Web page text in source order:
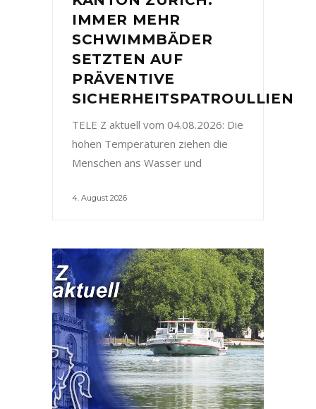
IMMER MEHR
SCHWIMMBÄDER
SETZTEN AUF
PRÄVENTIVE
SICHERHEITSPATROULLIEN
TELE Z aktuell vom 04.08.2026: Die
hohen Temperaturen ziehen die
Menschen ans Wasser und
4. August 2026